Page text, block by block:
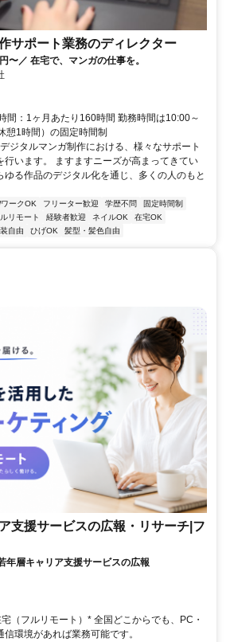
サポート業務のディレクター
〜／ 在宅で、マンガの仕事を。
間：1ヶ月あたり160時間 勤務時間は10:00～
憩1時間）の固定時間制
ジタルマンガ制作における、様々なサポート
行います。 ますますニーズが高まってきてい
ゆる作品のデジタル化を通じ、多くの人のもと
ークOK フリーター歓迎 学歴不問
固定時間制
リモート 経験者歓迎 ネイルOK
在宅OK
自由 ひげOK 髪型・髪色自由
支援サービスの広報・リサーチ|フ
層キャリア支援サービスの広報
（フルリモート）* 全国どこからでも、PC・
環境があれば業務可能です。